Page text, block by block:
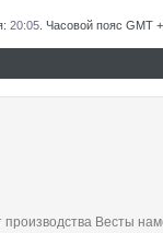
20:05 . Часовой пояс GMT
Весты